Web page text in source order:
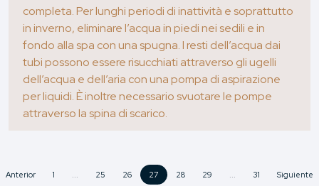
completa. Per lunghi periodi di inattività e soprattutto
in inverno, eliminare l’acqua in piedi nei sedili e in
fondo alla spa con una spugna. I resti dell’acqua dai
tubi possono essere risucchiati attraverso gli ugelli
dell’acqua e dell’aria con una pompa di aspirazione
per liquidi. È inoltre necessario svuotare le pompe
attraverso la spina di scarico.
Anterior 1 ... 25 26 27 28 29 ... 31 Siguiente